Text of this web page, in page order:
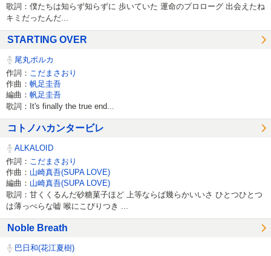
歌詞：僕たちは知らず知らずに 歩いていた 運命のプロローグ 出会えたね
キミだったんだ...
STARTING OVER
尾丸ポルカ
作詞： こだまさおり
作曲： 帆足圭吾
編曲： 帆足圭吾
歌詞：It's finally the true end...
コトノハカンタービレ
ALKALOID
作詞： こだまさおり
作曲： 山崎真吾(SUPA LOVE)
編曲： 山崎真吾(SUPA LOVE)
歌詞：甘くくるんだ砂糖菓子ほど 上等ならば幾らかいいさ ひとつひとつ
は薄っぺらな嘘 喉にこびりつき ...
Noble Breath
巴日和(花江夏樹)